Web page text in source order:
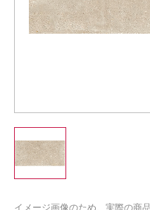
イメージ画像のため、実際の商